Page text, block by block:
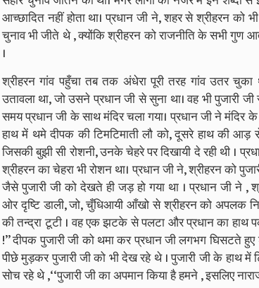
आच्छादित नहीं होता था। प्रधान जी ने, शहर से श्रीहरन को
चुनाव भी जीते थे , क्योंकि श्रीहरन को राजनीति के सभी
।
श्रीहरन गांव पहुँचा तब तक अंधेरा पूरी तरह गांव उतर
उतावला था, जो उसने प्रधान जी से सुना था। वह भी पुजारी
समय प्रधान जी के साथ मंदिर चला गया। प्रधान जी ने मंदिर
हाथ में थमे दीपक की टिमटिमाती लौ को, दूसरे हाथ की
जिसकी बुझी सी रोशनी, उनके चेहरे पर दिखायी दे रही थी ।
श्रीहरन का चेहरा भी रोशन था। प्रधान जी ने, श्रीहरन को
जैसे पुजारी जी को देखते ही जड़ हो गया था । प्रधान जी ने ,
ओर दृष्टि डाली, जो, चुँधिआयी आँखो से श्रीहरन को अपलक
की तन्द्रा टूटी । वह एक झटके से पलटा और प्रधान का हाथ
!’’ दीपक पुजारी जी को थमा कर प्रधान जी लगभग घिसटते
पीछे मुड़कर पुजारी जी को भी देख रहे थे । पुजारी जी के हाथ में
सोच रहे थे ,‘‘पुजारी जी का अपमान किया है हमने , इसलिए